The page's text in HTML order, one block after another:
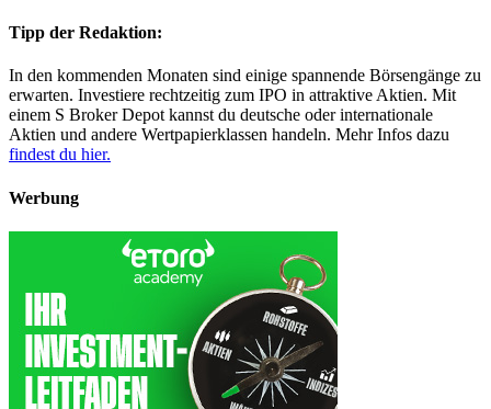
Tipp der Redaktion:
In den kommenden Monaten sind einige spannende Börsengänge zu
erwarten. Investiere rechtzeitig zum IPO in attraktive Aktien. Mit
einem S Broker Depot kannst du deutsche oder internationale
Aktien und andere Wertpapierklassen handeln. Mehr Infos dazu
findest du hier.
Werbung